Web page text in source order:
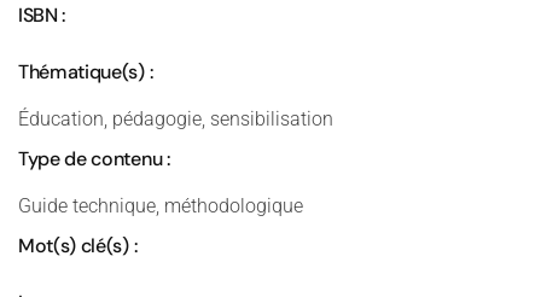
ISBN :
Thématique(s) :
Éducation, pédagogie, sensibilisation
Type de contenu :
Guide technique, méthodologique
Mot(s) clé(s) :